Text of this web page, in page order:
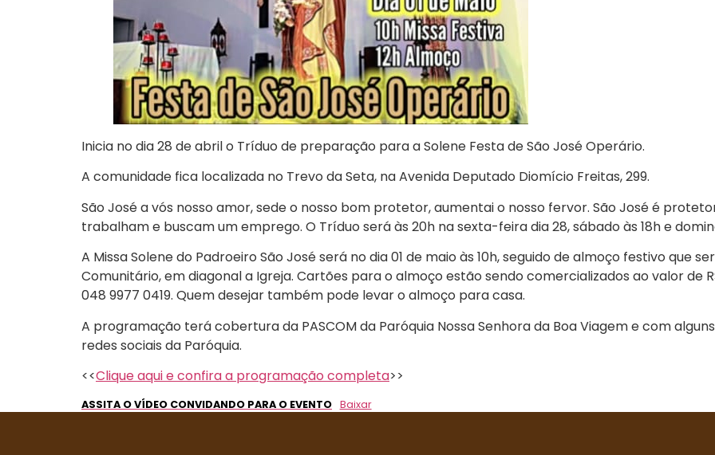
Inicia no dia 28 de abril o Tríduo de preparação para a Solene Festa de São José Operário.
A comunidade fica localizada no Trevo da Seta, na Avenida Deputado Diomício Freitas, 299.
São José a vós nosso amor, sede o nosso bom protetor, aumentai o nosso fervor. São José é
trabalham e buscam um emprego. O Tríduo será às 20h na sexta-feira dia 28, sábado às 18h e
A Missa Solene do Padroeiro São José será no dia 01 de maio às 10h, seguido de almoço festivo que
Comunitário, em diagonal a Igreja. Cartões para o almoço estão sendo comercializados ao valor de
048 9977 0419. Quem desejar também pode levar o almoço para casa.
A programação terá cobertura da PASCOM da Paróquia Nossa Senhora da Boa Viagem e com
redes sociais da Paróquia.
<<Clique aqui e confira a programação completa>>
ASSITA O VÍDEO CONVIDANDO PARA O EVENTO Baixar